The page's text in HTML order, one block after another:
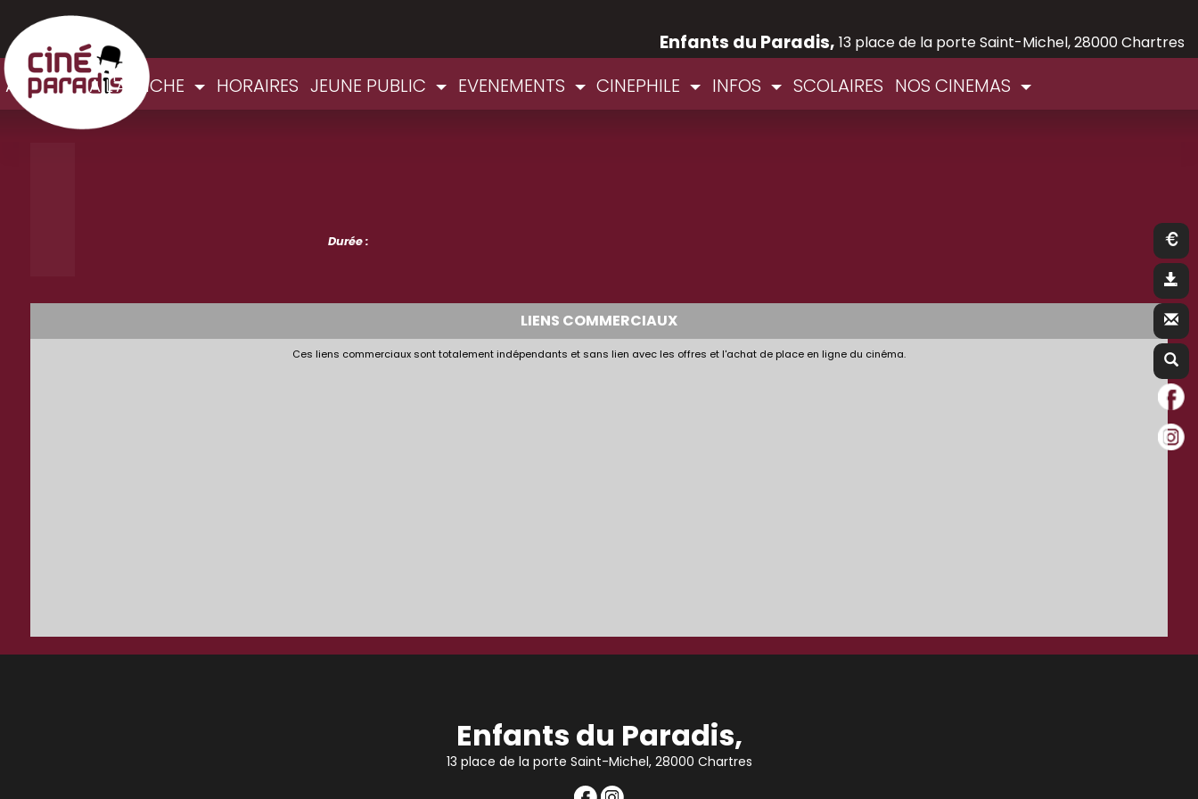
Enfants du Paradis, 13 place de la porte Saint-Michel, 28000 Chartres
ACCUEIL A L'AFFICHE HORAIRES JEUNE PUBLIC EVENEMENTS CINEPHILE INFOS SCOLAIRES NOS CINEMAS
Durée :
LIENS COMMERCIAUX
Ces liens commerciaux sont totalement indépendants et sans lien avec les offres et l'achat de place en ligne du cinéma.
Enfants du Paradis,
13 place de la porte Saint-Michel, 28000 Chartres